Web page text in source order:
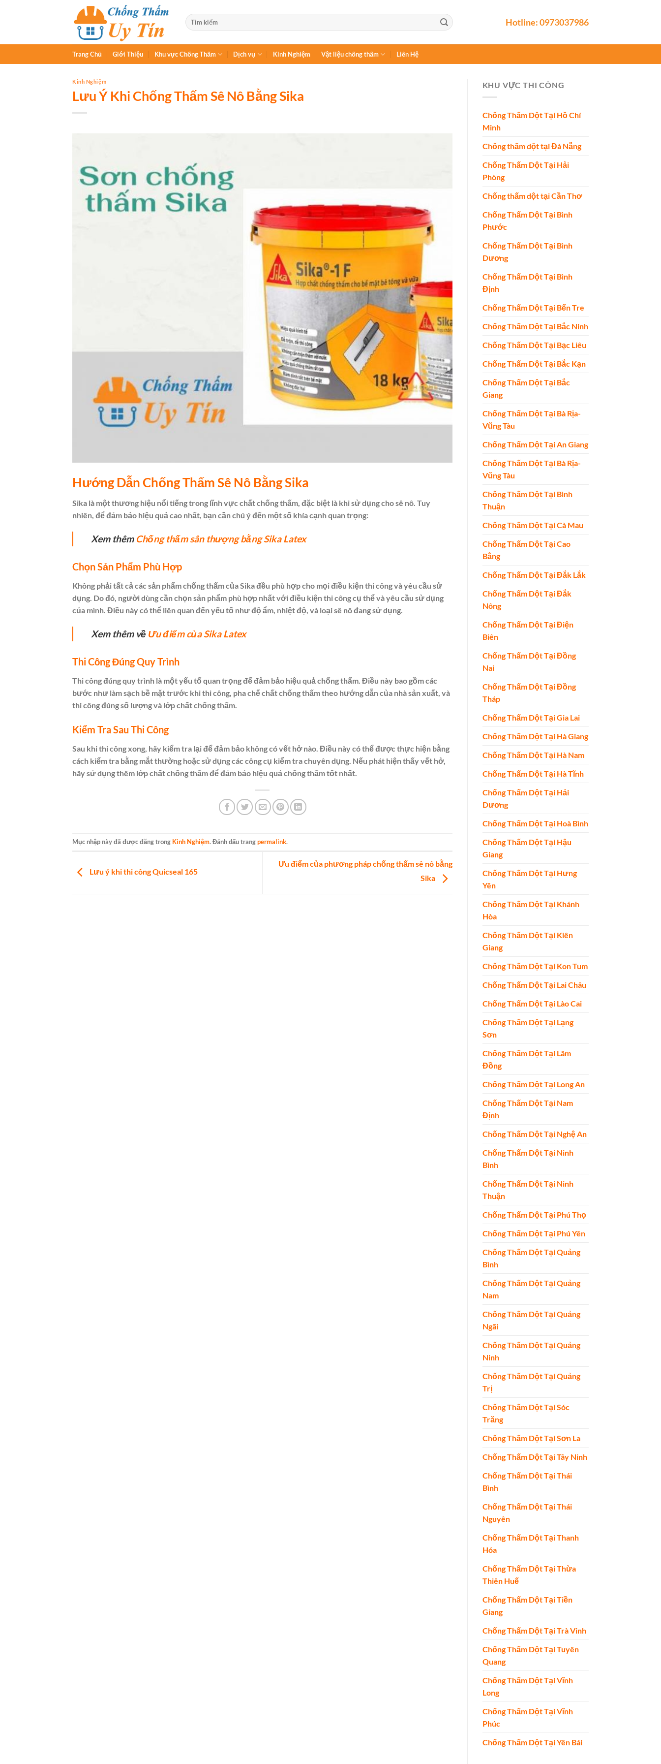
dung
Hotline:0973037986
Trang Chủ Giới Thiệu Khu vực Chống Thấm Dịch vụ Kinh Nghiệm Vật liệu chống thấm Liên Hệ
Kinh Nghiệm
Lưu Ý Khi Chống Thấm Sê Nô Bằng Sika
Hướng Dẫn Chống Thấm Sê Nô Bằng Sika
Sika là một thương hiệu nổi tiếng trong lĩnh vực chất chống thấm, đặc biệt là khi sử dụng cho sê nô. Tuy
nhiên, để đảm bảo hiệu quả cao nhất, bạn cần chú ý đến một số khía cạnh quan trọng:
Xem thêm Chống thấm sân thượng bằng Sika Latex
Chọn Sản Phẩm Phù Hợp
Không phải tất cả các sản phẩm chống thấm của Sika đều phù hợp cho mọi điều kiện thi công và yêu cầu sử
dụng. Do đó, người dùng cần chọn sản phẩm phù hợp nhất với điều kiện thi công cụ thể và yêu cầu sử dụng
của mình. Điều này có thể liên quan đến yếu tố như độ ẩm, nhiệt độ, và loại sê nô đang sử dụng.
Xem thêm về Ưu điểm của Sika Latex
Thi Công Đúng Quy Trình
Thi công đúng quy trình là một yếu tố quan trọng để đảm bảo hiệu quả chống thấm. Điều này bao gồm các
bước như làm sạch bề mặt trước khi thi công, pha chế chất chống thấm theo hướng dẫn của nhà sản xuất, và
thi công đúng số lượng và lớp chất chống thấm.
Kiểm Tra Sau Thi Công
Sau khi thi công xong, hãy kiểm tra lại để đảm bảo không có vết hở nào. Điều này có thể được thực hiện bằng
cách kiểm tra bằng mắt thường hoặc sử dụng các công cụ kiểm tra chuyên dụng. Nếu phát hiện thấy vết hở,
hãy sử dụng thêm lớp chất chống thấm để đảm bảo hiệu quả chống thấm tốt nhất.
Mục nhập này đã được đăng trong Kinh Nghiệm. Đánh dấu trangpermalink.
Lưu ý khi thi công Quicseal 165
Ưu điểm của phương pháp chống thấm sê nô bằng
Sika
KHU VỰC THI CÔNG
Chống Thấm Dột Tại Hồ Chí
Minh
Chống thấm dột tại Đà Nẵng
Chống Thấm Dột Tại Hải
Phòng
Chống thấm dột tại Cần Thơ
Chống Thấm Dột Tại Bình
Phước
Chống Thấm Dột Tại Bình
Dương
Chống Thấm Dột Tại Bình
Định
Chống Thấm Dột Tại Bến Tre
Chống Thấm Dột Tại Bắc Ninh
Chống Thấm Dột Tại Bạc Liêu
Chống Thấm Dột Tại Bắc Kạn
Chống Thấm Dột Tại Bắc
Giang
Chống Thấm Dột Tại Bà Rịa-
Vũng Tàu
Chống Thấm Dột Tại An Giang
Chống Thấm Dột Tại Bà Rịa-
Vũng Tàu
Chống Thấm Dột Tại Bình
Thuận
Chống Thấm Dột Tại Cà Mau
Chống Thấm Dột Tại Cao
Bằng
Chống Thấm Dột Tại Đắk Lắk
Chống Thấm Dột Tại Đắk
Nông
Chống Thấm Dột Tại Điện
Biên
Chống Thấm Dột Tại Đồng
Nai
Chống Thấm Dột Tại Đồng
Tháp
Chống Thấm Dột Tại Gia Lai
Chống Thấm Dột Tại Hà Giang
Chống Thấm Dột Tại Hà Nam
Chống Thấm Dột Tại Hà Tĩnh
Chống Thấm Dột Tại Hải
Dương
Chống Thấm Dột Tại Hoà Bình
Chống Thấm Dột Tại Hậu
Giang
Chống Thấm Dột Tại Hưng
Yên
Chống Thấm Dột Tại Khánh
Hòa
Chống Thấm Dột Tại Kiên
Giang
Chống Thấm Dột Tại Kon Tum
Chống Thấm Dột Tại Lai Châu
Chống Thấm Dột Tại Lào Cai
Chống Thấm Dột Tại Lạng
Sơn
Chống Thấm Dột Tại Lâm
Đồng
Chống Thấm Dột Tại Long An
Chống Thấm Dột Tại Nam
Định
Chống Thấm Dột Tại Nghệ An
Chống Thấm Dột Tại Ninh
Bình
Chống Thấm Dột Tại Ninh
Thuận
Chống Thấm Dột Tại Phú Thọ
Chống Thấm Dột Tại Phú Yên
Chống Thấm Dột Tại Quảng
Bình
Chống Thấm Dột Tại Quảng
Nam
Chống Thấm Dột Tại Quảng
Ngãi
Chống Thấm Dột Tại Quảng
Ninh
Chống Thấm Dột Tại Quảng
Trị
Chống Thấm Dột Tại Sóc
Trăng
Chống Thấm Dột Tại Sơn La
Chống Thấm Dột Tại Tây Ninh
Chống Thấm Dột Tại Thái
Bình
Chống Thấm Dột Tại Thái
Nguyên
Chống Thấm Dột Tại Thanh
Hóa
Chống Thấm Dột Tại Thừa
Thiên Huế
Chống Thấm Dột Tại Tiền
Giang
Chống Thấm Dột Tại Trà Vinh
Chống Thấm Dột Tại Tuyên
Quang
Chống Thấm Dột Tại Vĩnh
Long
Chống Thấm Dột Tại Vĩnh
Phúc
Chống Thấm Dột Tại Yên Bái